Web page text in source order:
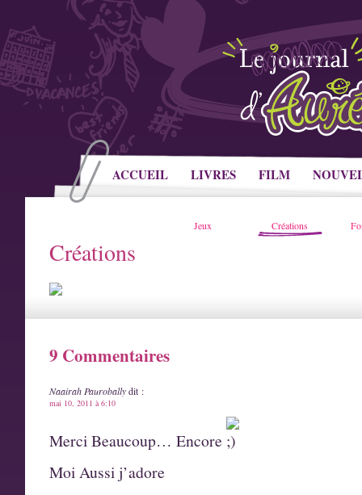
ACCUEIL LIVRES FILM
Jeux Créations
Créations
9 Commentaires
Naairah Pauroballydit :
mai 10, 2011 à 6:10
Merci Beaucoup… Encore
Moi Aussi j’adore